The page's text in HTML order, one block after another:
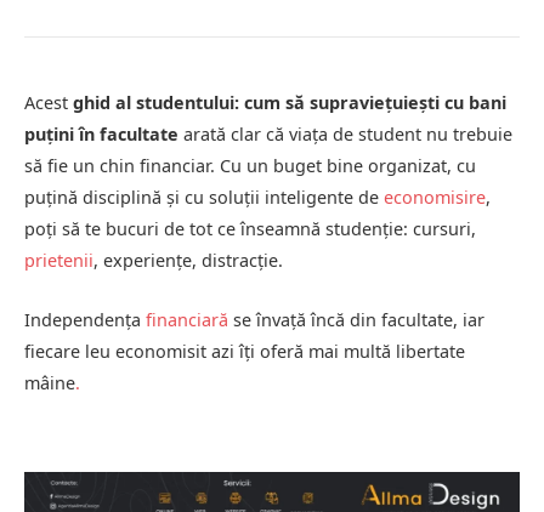
Acest ghid al studentului: cum să supraviețuiești cu bani
puțini în facultate arată clar că viața de student nu trebuie
să fie un chin financiar. Cu un buget bine organizat, cu
puțină disciplină și cu soluții inteligente de economisire,
poți să te bucuri de tot ce înseamnă studenție: cursuri,
prietenii, experiențe, distracție.
Independența financiară se învață încă din facultate, iar
fiecare leu economisit azi îți oferă mai multă libertate
mâine.